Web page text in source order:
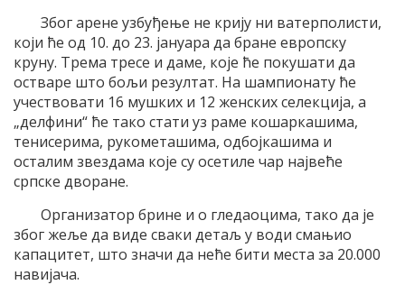
Због арене узбуђење не крију ни ватерполисти,
који ће од 10. до 23. јануара да бране европску
круну. Трема тресе и даме, које ће покушати да
остваре што бољи резултат. На шампионату ће
учествовати 16 мушких и 12 женских селекција, а
„делфини“ ће тако стати уз раме кошаркашима,
тенисерима, рукометашима, одбојкашима и
осталим звездама које су осетиле чар највеће
српске дворане.
Организатор брине и о гледаоцима, тако да је
због жеље да виде сваки детаљ у води смањио
капацитет, што значи да неће бити места за 20.000
навијача.